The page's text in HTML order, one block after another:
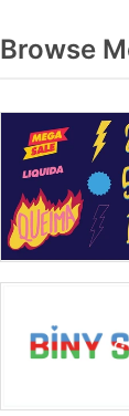
Browse